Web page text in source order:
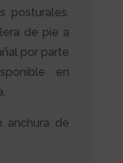
posturales.
de pie a
por parte
en
anchura de